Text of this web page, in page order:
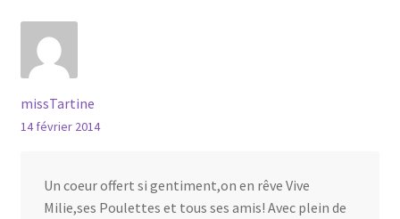
missTartine
14 février 2014
Un coeur offert si gentiment,on en rêve Vive
Milie,ses Poulettes et tous ses amis! Avec plein de